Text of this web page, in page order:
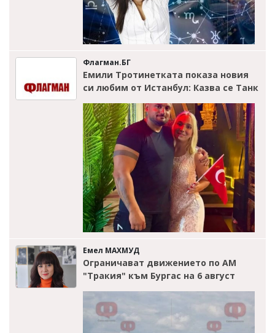
Флагман.БГ
Емили Тротинетката показа новия
си любим от Истанбул: Казва се Танк
Емел МАХМУД
Ограничават движението по АМ
"Тракия" към Бургас на 6 август